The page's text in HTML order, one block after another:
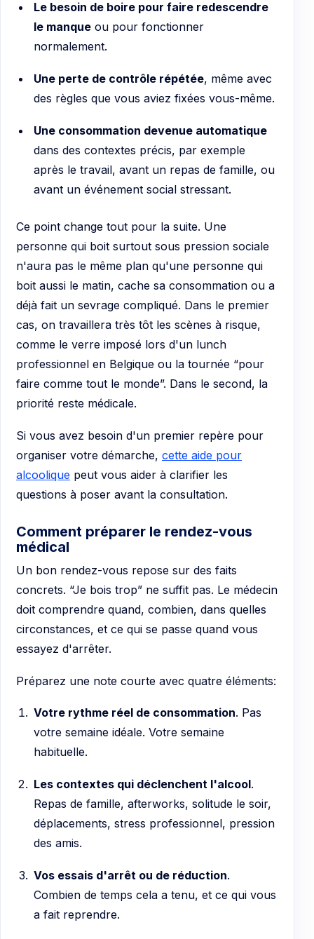
Le besoin de boire pour faire redescendre
le manqueou pour fonctionner
normalement.
Une perte de contrôle répétée, même avec
des règles que vous aviez fixées vous-même.
Une consommation devenue automatique
dans des contextes précis, par exemple
après le travail, avant un repas de famille, ou
avant un événement social stressant.
Ce point change tout pour la suite. Une
personne qui boit surtout sous pression sociale
n'aura pas le même plan qu'une personne qui
boit aussi le matin, cache sa consommation ou a
déjà fait un sevrage compliqué. Dans le premier
cas, on travaillera très tôt les scènes à risque,
comme le verre imposé lors d'un lunch
professionnel en Belgique ou la tournée “pour
faire comme tout le monde”. Dans le second, la
priorité reste médicale.
Si vous avez besoin d'un premier repère pour
organiser votre démarche, cette aide pour
alcoolique peut vous aider à clarifier les
questions à poser avant la consultation.
Comment préparer le rendez-vous
médical
Un bon rendez-vous repose sur des faits
concrets. “Je bois trop” ne suffit pas. Le médecin
doit comprendre quand, combien, dans quelles
circonstances, et ce qui se passe quand vous
essayez d'arrêter.
Préparez une note courte avec quatre éléments:
Votre rythme réel de consommation. Pas
votre semaine idéale. Votre semaine
habituelle.
Les contextes qui déclenchent l'alcool.
Repas de famille, afterworks, solitude le soir,
déplacements, stress professionnel, pression
des amis.
Vos essais d'arrêt ou de réduction.
Combien de temps cela a tenu, et ce qui vous
a fait reprendre.